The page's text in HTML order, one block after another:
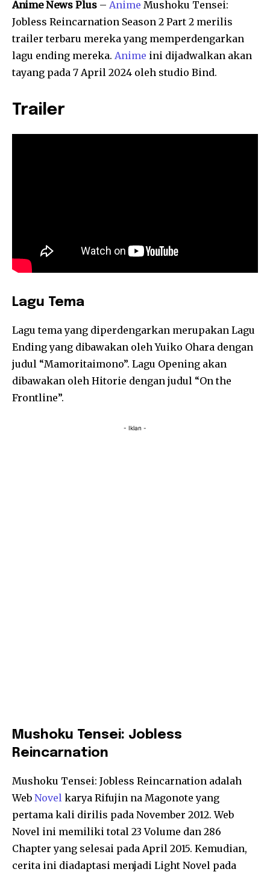
Anime News Plus – Anime Mushoku Tensei:
Jobless Reincarnation Season 2 Part 2 merilis
trailer terbaru mereka yang memperdengarkan
lagu ending mereka. Anime ini dijadwalkan akan
tayang pada 7 April 2024 oleh studio Bind.
Trailer
Lagu Tema
Lagu tema yang diperdengarkan merupakan Lagu
Ending yang dibawakan oleh Yuiko Ohara dengan
judul “Mamoritaimono”. Lagu Opening akan
dibawakan oleh Hitorie dengan judul “On the
Frontline”.
- Iklan -
Mushoku Tensei: Jobless
Reincarnation
Mushoku Tensei: Jobless Reincarnation adalah
Web Novel karya Rifujin na Magonote yang
pertama kali dirilis pada November 2012. Web
Novel ini memiliki total 23 Volume dan 286
Chapter yang selesai pada April 2015. Kemudian,
cerita ini diadaptasi menjadi Light Novel pada